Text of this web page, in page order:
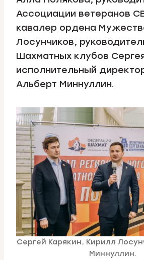
Ассоциации ветеранов
кавалер ордена
Лосунчиков,
Шахматных клубов
исполнительный
Альберт Миннуллин.
Сергей Карякин, Кирилл
Миннуллин.